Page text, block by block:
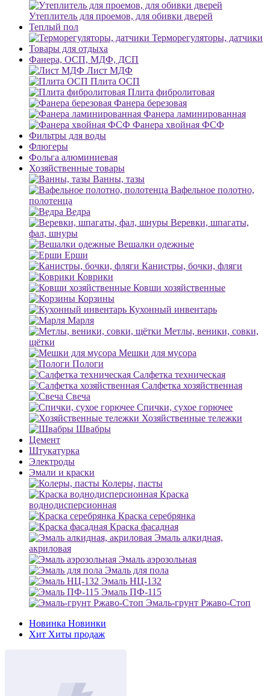
Утеплитель для проемов, для обивки дверей
Теплый пол
Терморегуляторы, датчики
Товары для отдыха
Фанера, ОСП, МДФ, ДСП
Лист МДФ
Плита ОСП
Плита фибролитовая
Фанера березовая
Фанера ламинированная
Фанера хвойная ФСФ
Фильтры для воды
Флюгеры
Фольга алюминиевая
Хозяйственные товары
Ванны, тазы
Вафельное полотно,
полотенца
Ведра
Веревки, шпагаты,
фал, шнуры
Вешалки одежные
Ерши
Канистры, бочки, фляги
Коврики
Ковши хозяйственные
Корзины
Кухонный инвентарь
Марля
Метлы, веники, совки,
щётки
Мешки для мусора
Пологи
Салфетка техническая
Салфетка хозяйственная
Свеча
Спички, сухое горючее
Хозяйственные тележки
Швабры
Цемент
Штукатурка
Электроды
Эмали и краски
Колеры, пасты
Краска
воднодисперсионная
Краска серебрянка
Краска фасадная
Эмаль алкидная,
акриловая
Эмаль аэрозольная
Эмаль для пола
Эмаль НЦ-132
Эмаль ПФ-115
Эмаль-грунт Ржаво-Стоп
Новинка Новинки
Хит Хиты продаж